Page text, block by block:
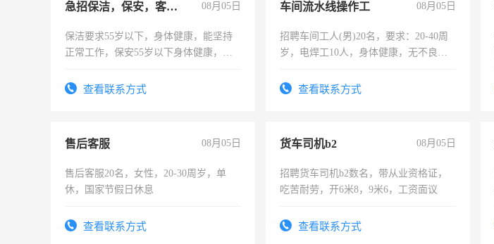
急招保洁，保安，客服，工程 08月05日
保洁要求55岁以下，身体健康，能坚持
正常工作，保安55岁以下身体健康，有
录，客服要求45岁以下高中以上文化，
查看联系方式
车间流水线操作工 08月05日
招聘车间工人(男)20名，要求：20-40周
岁，电焊工10人，身体健康，无不良嗜
宿，免费发放劳保用品，两班倒，每月
查看联系方式
售后客服 08月05日
售后客服20名，女性，20-30周岁，单
休，国家节假日休息
查看联系方式
货车司机b2 08月05日
招聘货车司机b2数名，带从业资格证，
吃苦耐劳，开6米8，9米6，工资面议
查看联系方式